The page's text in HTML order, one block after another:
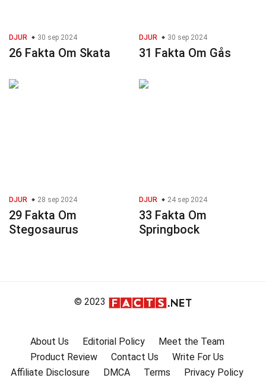
DJUR 30 sep 2024
26 Fakta Om Skata
DJUR 30 sep 2024
31 Fakta Om Gås
DJUR 28 sep 2024
29 Fakta Om
Stegosaurus
DJUR 24 sep 2024
33 Fakta Om
Springbock
© 2023
About Us Editorial Policy
Meet the Team
Product Review
Contact Us
Write For Us
Affiliate Disclosure
DMCA Terms
Privacy Policy